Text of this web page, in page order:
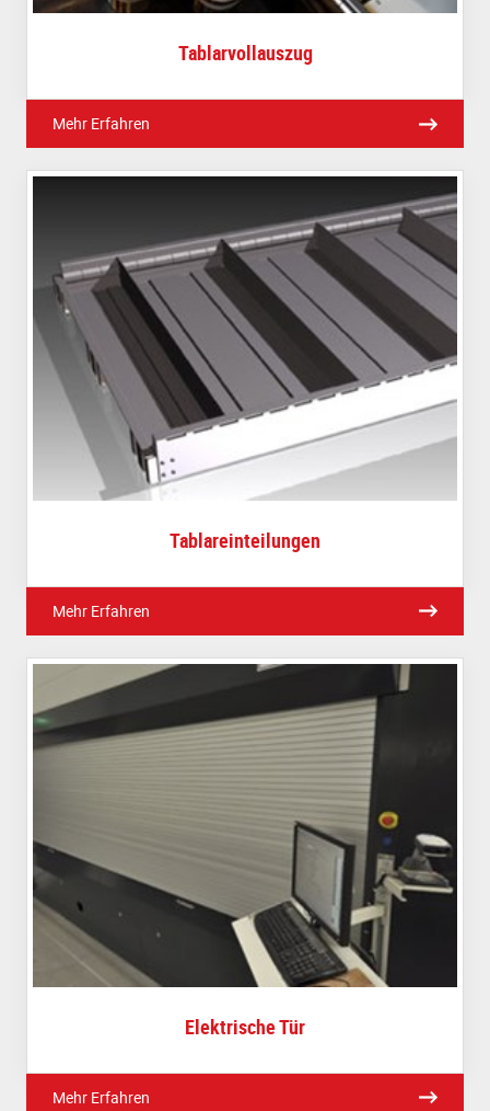
Tablarvollauszug
Mehr Erfahren
Tablareinteilungen
Mehr Erfahren
Elektrische Tür
Mehr Erfahren